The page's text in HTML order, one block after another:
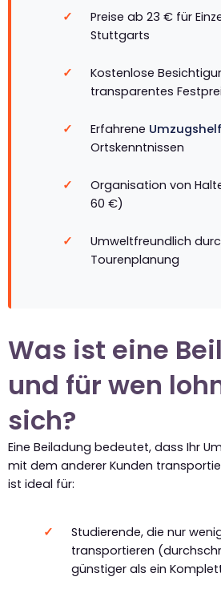
Preise ab 23 € für
Stuttgarts
Kostenlose
transparentes
Erfahrene
Ortskenntnissen
Organisation von
60 €)
Umweltfreundlich
Tourenplanung
Was ist eine
und für wen
sich?
Eine Beiladung bedeutet, dass Ihr
mit dem anderer Kunden
ist ideal für:
Studierende, die nur
transportieren
günstiger als ein